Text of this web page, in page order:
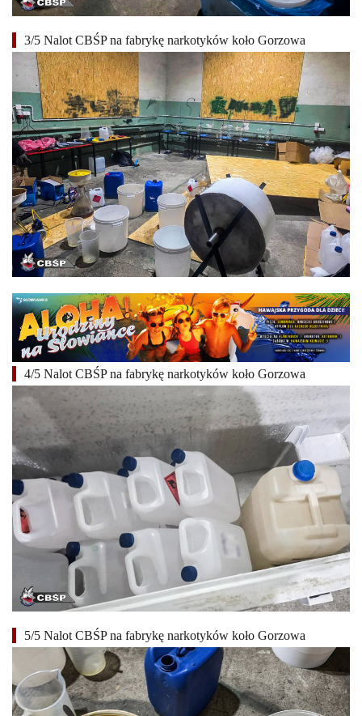
3/5 Nalot CBŚP na fabrykę narkotyków koło Gorzowa
4/5 Nalot CBŚP na fabrykę narkotyków koło Gorzowa
5/5 Nalot CBŚP na fabrykę narkotyków koło Gorzowa